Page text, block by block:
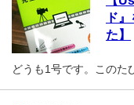
ド
た】
どうも1号です。このた